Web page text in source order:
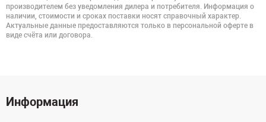
производителем без уведомления дилера и потребителя. Информация о
наличии, стоимости и сроках поставки носят справочный характер.
Актуальные данные предоставляются только в персональной оферте в
виде счёта или договора.
Информация